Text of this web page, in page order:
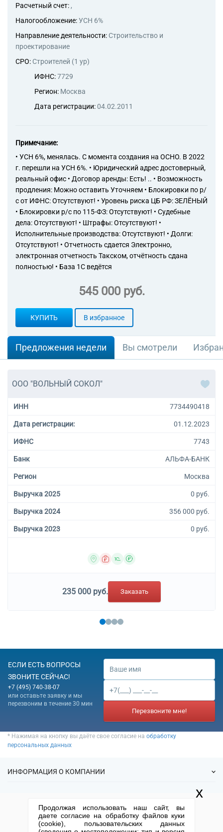
Расчетный счет: ,
Налогообложение:УСН 6%
Направление деятельности: Строительство и
проектирование
СРО: Строителей (1 ур)
ИФНС:7729
Регион: Москва
Дата регистрации:04.02.2011
Примечание:
• УСН 6%, менялась. С момента создания на ОСНО. В 2022
г. перешли на УСН 6%. • Юридический адрес достоверный,
реальный офис • Договор аренды: Есть! .. • Возможность
продления: Можно оставить Уточняем • Блокировки по р/
с от ИФНС: Отсутствуют! • Уровень риска ЦБ РФ: ЗЕЛЁНЫЙ
• Блокировки р/с по 115-ФЗ: Отсутствуют! • Судебные
дела: Отсутствуют! • Штрафы: Отсутствуют! •
Исполнительные производства: Отсутствуют! • Долги:
Отсутствуют! • Отчетность сдается Электронно,
электронная отчетность Такском, отчётность сдана
полностью! • База 1С ведётся
545 000 руб.
КУПИТЬ В избранное
Предложения недели Вы смотрели
ООО "ВОЛЬНЫЙ СОКОЛ"
ИНН 7734490418
Дата регистрации: 01.12.2023
ИФНС 7743
Банк АЛЬФА-БАНК
Регион Москва
Выручка 2025 0 руб.
Выручка 2024 356 000 руб.
Выручка 2023 0 руб.
235 000 руб. Заказать
ЕСЛИ ЕСТЬ ВОПРОСЫ
ЗВОНИТЕ СЕЙЧАС!
+7 (495) 740-38-07
или оставьте заявку и мы
перезвоним в течение 30 мин
Перезвоните мне!
* Нажимая на кнопку вы даёте свое согласие на обработку
персональных данных
ИНФОРМАЦИЯ О КОМПАНИИ
Готовые фирмы
КОНТАКТНАЯ ИНФОРМАЦИЯ
Продолжая использовать наш сайт, вы
даете согласие на обработку файлов куки
(cookie), пользовательских данных
x